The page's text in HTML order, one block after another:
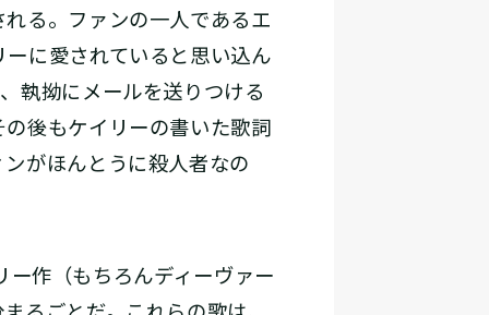
る。ファンの一人であるエ
に愛されていると思い込ん
執拗にメールを送りつける
後もケイリーの書いた歌詞
がほんとうに殺人者なの
作（もちろんディーヴァー